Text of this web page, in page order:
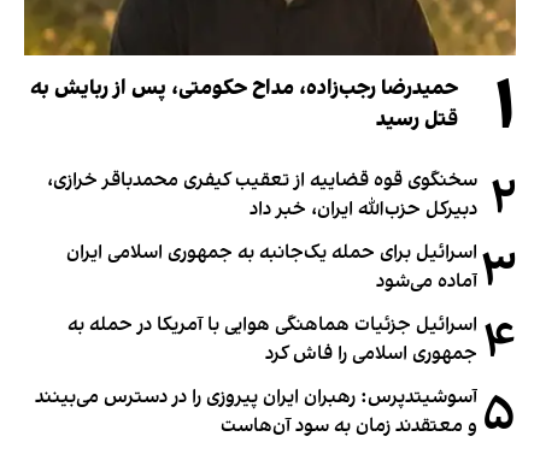
۱
حمیدرضا رجب‌زاده، مداح حکومتی، پس از ربایش به
قتل رسید
۲ سخنگوی قوه قضاییه از تعقیب کیفری محمدباقر خرازی،
دبیر‌کل حزب‌الله ایران، خبر داد
۳ اسرائیل برای حمله یک‌جانبه به جمهوری اسلامی ایران
آماده می‌شود
۴ اسرائیل جزئیات هماهنگی هوایی با آمریکا در حمله به
جمهوری اسلامی را فاش کرد
۵ آسوشیتدپرس: رهبران ایران پیروزی را در دسترس می‌بینند
و معتقدند زمان به سود آن‌هاست